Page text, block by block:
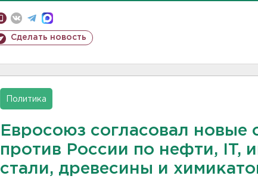
Сделать новость
Политика
Евросоюз согласовал новые
против России по нефти, IT,
стали, древесины и